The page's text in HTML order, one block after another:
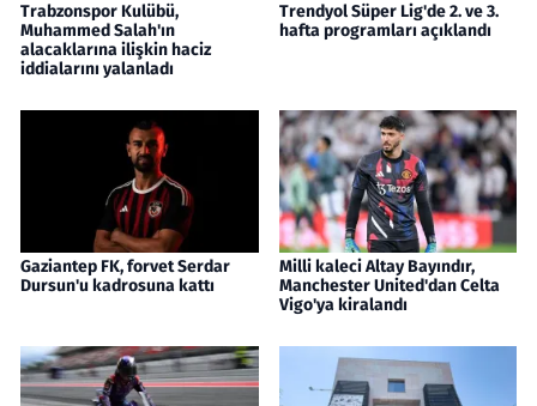
Trabzonspor Kulübü,
Muhammed Salah'ın
alacaklarına ilişkin haciz
iddialarını yalanladı
Trendyol Süper Lig'de 2. ve 3.
hafta programları açıklandı
Gaziantep FK, forvet Serdar
Dursun'u kadrosuna kattı
Milli kaleci Altay Bayındır,
Manchester United'dan Celta
Vigo'ya kiralandı